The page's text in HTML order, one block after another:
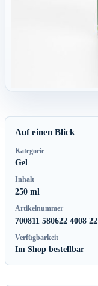
Auf einen Blick
Kategorie
Gel
Inhalt
250 ml
Artikelnummer
700811 580622 4008 22
Verfügbarkeit
Im Shop bestellbar